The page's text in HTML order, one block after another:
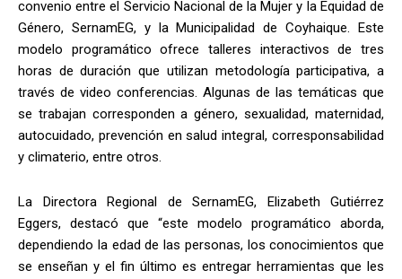
convenio entre el Servicio Nacional de la Mujer y la Equidad de
Género, SernamEG, y la Municipalidad de Coyhaique. Este
modelo programático ofrece talleres interactivos de tres
horas de duración que utilizan metodología participativa, a
través de video conferencias. Algunas de las temáticas que
se trabajan corresponden a género, sexualidad, maternidad,
autocuidado, prevención en salud integral, corresponsabilidad
y climaterio, entre otros.
La Directora Regional de SernamEG, Elizabeth Gutiérrez
Eggers, destacó que “este modelo programático aborda,
dependiendo la edad de las personas, los conocimientos que
se enseñan y el fin último es entregar herramientas que les